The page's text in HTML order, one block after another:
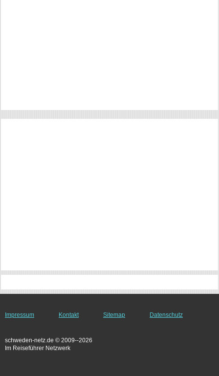
Impressum Kontakt Sitemap Datenschutz
schweden-netz.de © 2009--2026
Im Reiseführer Netzwerk